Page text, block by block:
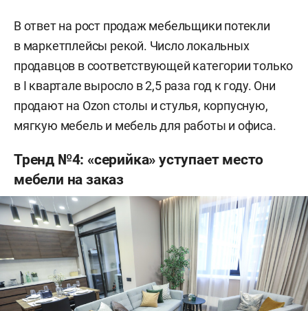
В ответ на рост продаж мебельщики потекли
в маркетплейсы рекой. Число локальных
продавцов в соответствующей категории только
в I квартале выросло в 2,5 раза год к году. Они
продают на Ozon столы и стулья, корпусную,
мягкую мебель и мебель для работы и офиса.
Тренд №4: «серийка» уступает место
мебели на заказ